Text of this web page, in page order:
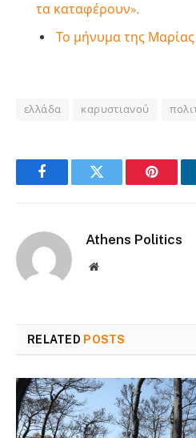
τα καταφέρουν».
Το μήνυμα της
ελλάδα καρυστιανού
FacebookTwitter
Athens Politics
Website
RELATED POSTS